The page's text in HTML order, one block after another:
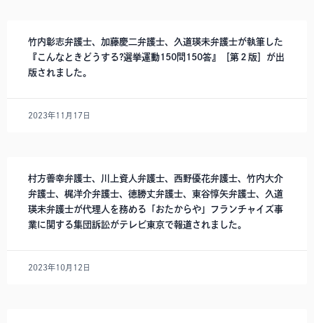
竹内彰志弁護士、加藤慶二弁護士、久道瑛未弁護士が執筆した
『こんなときどうする?選挙運動150問150答』［第２版］が出
版されました。
2023年11月17日
村方善幸弁護士、川上資人弁護士、西野優花弁護士、竹内大介
弁護士、梶洋介弁護士、徳勝丈弁護士、東谷惇矢弁護士、久道
瑛未弁護士が代理人を務める「おたからや」フランチャイズ事
業に関する集団訴訟がテレビ東京で報道されました。
2023年10月12日